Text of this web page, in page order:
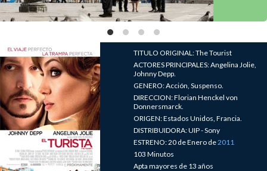
TITULO ORIGINAL: The Tourist
ACTORES PRINCIPALES: Angelina Jolie,
Johnny Depp.
GENERO: Acción, Suspenso.
DIRECCION: Florian Henckel von
Donnersmarck.
ORIGEN: Estados Unidos, Francia.
DISTRIBUIDORA: UIP - Sony
ESTRENO: 20 de Enero de2011
103 Minutos
Apta mayores de 13 años